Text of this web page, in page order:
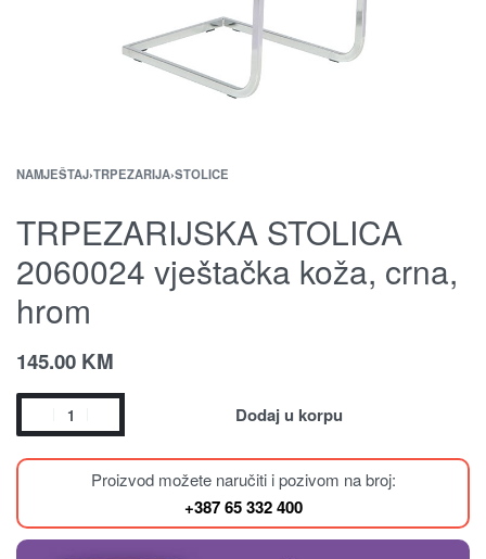
NAMJEŠTAJ›TRPEZARIJA›STOLICE
TRPEZARIJSKA STOLICA
2060024 vještačka koža, crna,
hrom
145.00 KM
Dodaj u korpu
Proizvod možete naručiti i pozivom na broj:
+387 65 332 400